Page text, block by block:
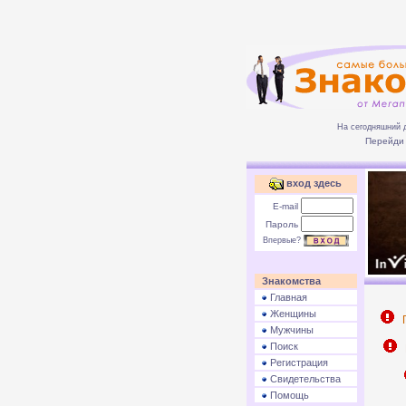
На сегодняшний
Перейди
вход здесь
E-mail
Пароль
Впервые?
Знакомства
Главная
Женщины
Мужчины
Поиск
Регистрация
Свидетельства
Помощь